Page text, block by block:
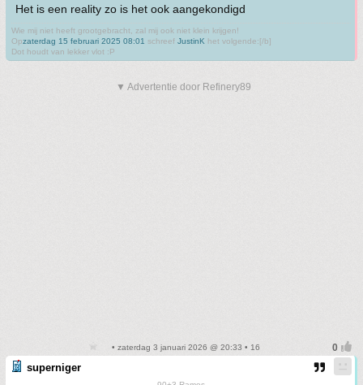
Het is een reality zo is het ook aangekondigd
Wie mij niet heeft grootgebracht, zal mij ook niet klein krijgen!
Opzaterdag 15 februari 2025 08:01 schreef JustinK het volgende:[/b]
Dot houdt van lekker vlot :P
▼ Advertentie door Refinery89
• zaterdag 3 januari 2026 @ 20:33 • 16
superniger